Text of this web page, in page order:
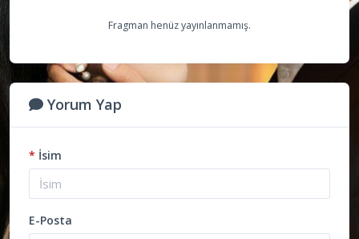
Fragman henüz yayınlanmamış.
Yorum Yap
* İsim
E-Posta